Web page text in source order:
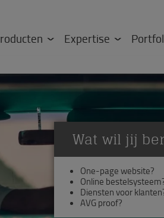
Expertise
Of zie je
Signaleer je nieuwe
Hoe vertaal je